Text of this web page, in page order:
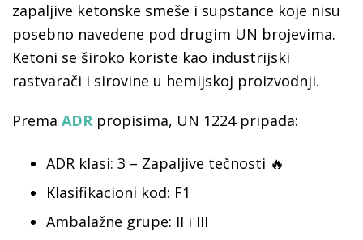
zapaljive ketonske smeše i supstance koje nisu
posebno navedene pod drugim UN brojevima.
Ketoni se široko koriste kao industrijski
rastvarači i sirovine u hemijskoj proizvodnji.
Prema ADR propisima, UN 1224 pripada:
ADR klasi: 3 – Zapaljive tečnosti 🔥
Klasifikacioni kod: F1
Ambalažne grupe: II i III